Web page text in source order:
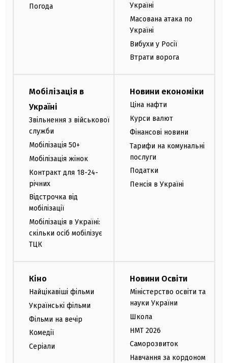
Погода
Україні
Масована атака по
Україні
Вибухи у Росії
Втрати ворога
Мобілізація в
Україні
Звільнення з військової
служби
Мобілізація 50+
Мобілізація жінок
Контракт для 18-24-
річних
Відстрочка від
мобілізації
Мобілізація в Україні:
скільки осіб мобілізує
ТЦК
Новини економіки
Ціна нафти
Курси валют
Фінансові новини
Тарифи на комунальні
послуги
Податки
Пенсія в Україні
Кіно
Найцікавіші фільми
Українські фільми
Фільми на вечір
Комедії
Серіали
Новини Освіти
Міністерство освіти та
науки України
Школа
НМТ 2026
Саморозвиток
Навчання за кордоном